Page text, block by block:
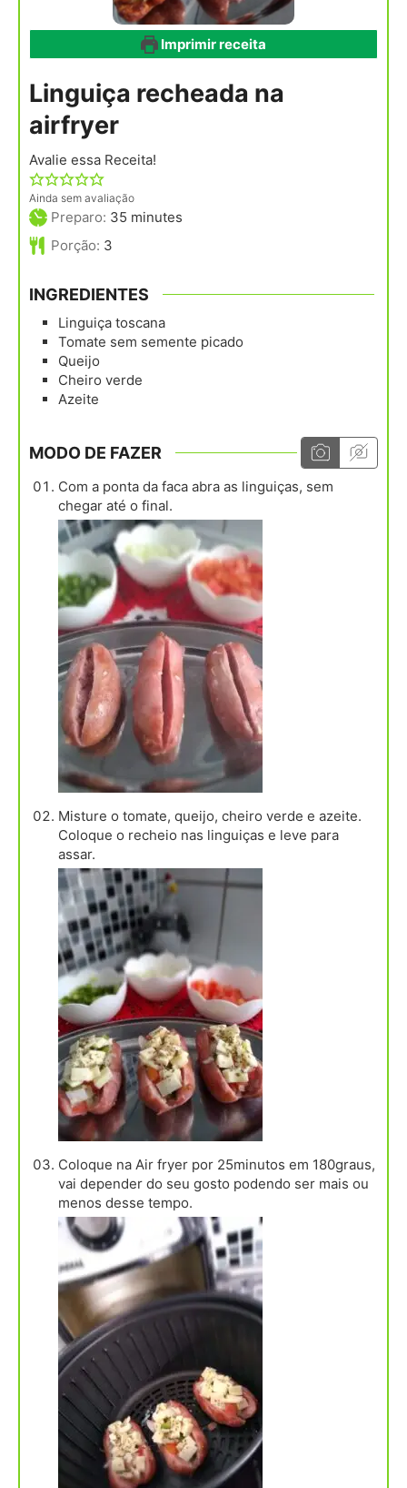
Imprimir receita
Linguiça recheada na
airfryer
Avalie essa Receita!
Ainda sem avaliação
Preparo: 35minutes
minutes
Porção: 3
INGREDIENTES
Linguiça toscana
Tomate sem semente picado
Queijo
Cheiro verde
Azeite
MODO DE FAZER
Com a ponta da faca abra as linguiças, sem
chegar até o final.
Misture o tomate, queijo, cheiro verde e azeite.
Coloque o recheio nas linguiças e leve para
assar.
Coloque na Air fryer por 25minutos em 180graus,
vai depender do seu gosto podendo ser mais ou
menos desse tempo.